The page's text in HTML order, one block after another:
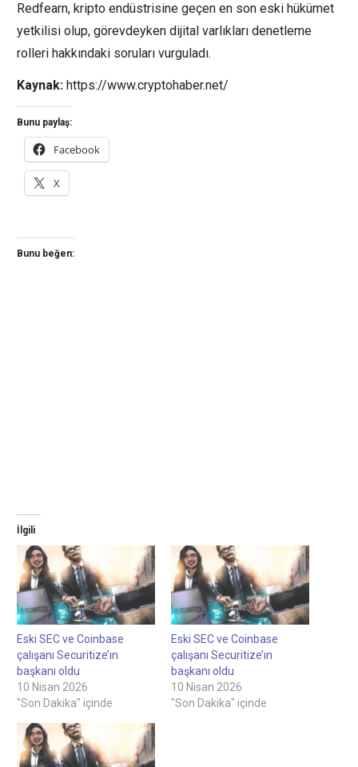
Redfearn, kripto endüstrisine geçen en son eski hükümet
yetkilisi olup, görevdeyken dijital varlıkları denetleme
rolleri hakkındaki soruları vurguladı.
Kaynak: https://www.cryptohaber.net/
Bunu paylaş:
Facebook
X
Bunu beğen:
İlgili
Eski SEC ve Coinbase
çalışanı Securitize’ın
başkanı oldu
10 Nisan 2026
"Son Dakika" içinde
Eski SEC ve Coinbase
çalışanı Securitize’ın
başkanı oldu
10 Nisan 2026
"Son Dakika" içinde